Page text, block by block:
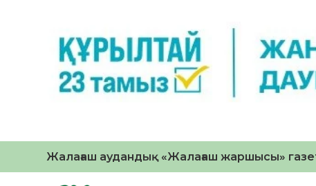
Жалағаш аудандық «Жалағаш жаршысы»